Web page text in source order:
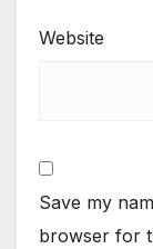
Website
Save my
browser for